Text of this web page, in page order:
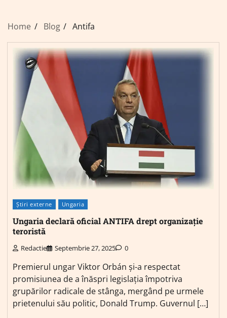
Home Blog Antifa
Știri externe Ungaria
Ungaria declară oficial ANTIFA drept organizație
teroristă
Redactie Septembrie 27, 2025 0
Premierul ungar Viktor Orbán și-a respectat
promisiunea de a înăspri legislația împotriva
grupărilor radicale de stânga, mergând pe urmele
prietenului său politic, Donald Trump. Guvernul […]